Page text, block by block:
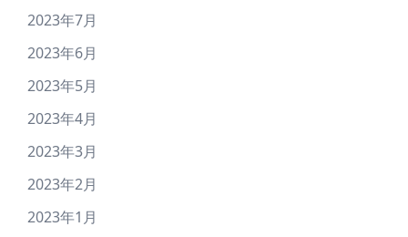
2023年7月
2023年6月
2023年5月
2023年4月
2023年3月
2023年2月
2023年1月